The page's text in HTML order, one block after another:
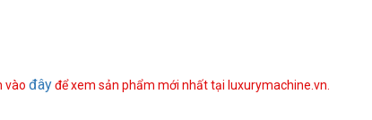
vào đâyđể xem sản phẩm mới nhất tại luxurymachine.vn.